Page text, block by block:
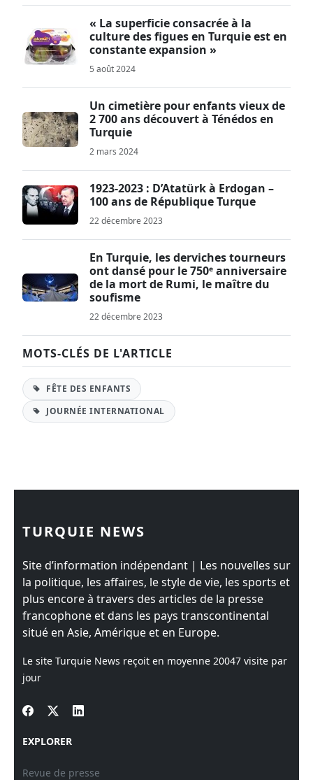
« La superficie consacrée à la
culture des figues en Turquie est en
constante expansion »
5 août 2024
Un cimetière pour enfants vieux de
2 700 ans découvert à Ténédos en
Turquie
2 mars 2024
1923-2023 : D’Atatürk à Erdogan –
100 ans de République Turque
22 décembre 2023
En Turquie, les derviches tourneurs
ont dansé pour le 750ᵉ anniversaire
de la mort de Rumi, le maître du
soufisme
22 décembre 2023
MOTS-CLÉS DE L'ARTICLE
FÊTE DES ENFANTS
JOURNÉE INTERNATIONAL
TURQUIE NEWS
Site d’information indépendant | Les nouvelles sur
la politique, les affaires, le style de vie, les sports et
plus encore à travers des articles de la presse
francophone et dans les pays transcontinental
situé en Asie, Amérique et en Europe.
Le site Turquie News reçoit en moyenne 20047 visite par
jour
EXPLORER
Revue de presse